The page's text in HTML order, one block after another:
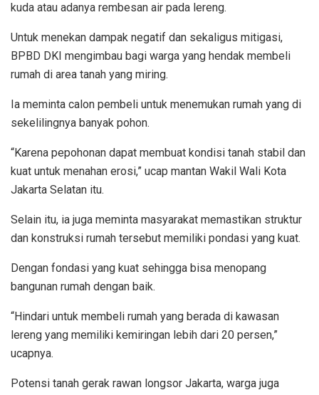
kuda atau adanya rembesan air pada lereng.
Untuk menekan dampak negatif dan sekaligus mitigasi,
BPBD DKI mengimbau bagi warga yang hendak membeli
rumah di area tanah yang miring.
Ia meminta calon pembeli untuk menemukan rumah yang di
sekelilingnya banyak pohon.
“Karena pepohonan dapat membuat kondisi tanah stabil dan
kuat untuk menahan erosi,” ucap mantan Wakil Wali Kota
Jakarta Selatan itu.
Selain itu, ia juga meminta masyarakat memastikan struktur
dan konstruksi rumah tersebut memiliki pondasi yang kuat.
Dengan fondasi yang kuat sehingga bisa menopang
bangunan rumah dengan baik.
“Hindari untuk membeli rumah yang berada di kawasan
lereng yang memiliki kemiringan lebih dari 20 persen,”
ucapnya.
Potensi tanah gerak rawan longsor Jakarta, warga juga